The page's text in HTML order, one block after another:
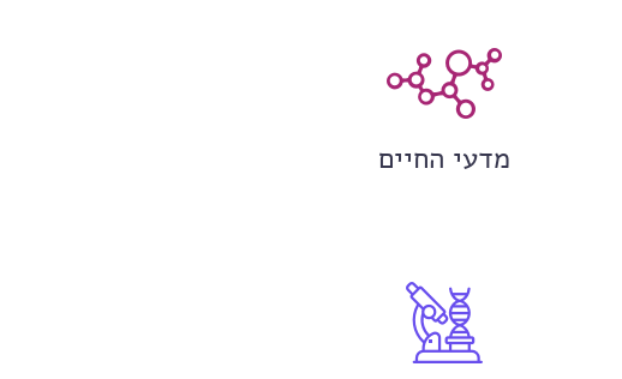
מדעי החיים